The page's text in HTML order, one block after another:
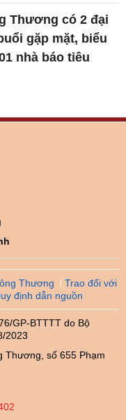
Thương có 2 đại
gặp mặt, biểu
nhà báo tiêu
Thương
Trao đổi với
định dẫn nguồn
GP-BTTTT do Bộ
2023
Thương, số 655 Phạm